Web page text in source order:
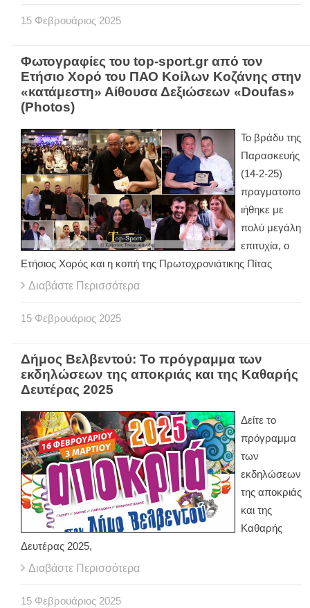
15 Φεβρουάριος 2025
Φωτογραφίες του top-sport.gr από τον
Ετήσιο Χορό του ΠΑΟ Κοίλων Κοζάνης στην
«κατάμεστη» Αίθουσα Δεξιώσεων «Doufas»
(Photos)
Το βράδυ της
Παρασκευής
(14-2-25)
πραγματοπο
ιήθηκε με
πολύ μεγάλη
επιτυχία, ο
Ετήσιος Χορός και η κοπή της Πρωτοχρονιάτικης Πίτας
Διαβάστε Περισσότερα
15 Φεβρουάριος 2025
Δήμος Βελβεντού: Το πρόγραμμα των
εκδηλώσεων της αποκριάς και της Καθαρής
Δευτέρας 2025
Δείτε το
πρόγραμμα
των
εκδηλώσεων
της αποκριάς
και της
Καθαρής
Δευτέρας 2025,
Διαβάστε Περισσότερα
15 Φεβρουάριος 2025